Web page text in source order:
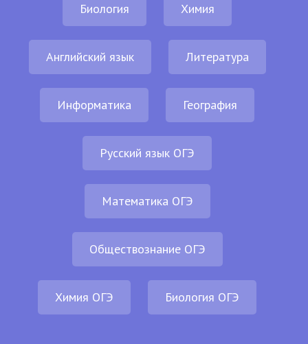
Биология Химия
Английский язык Литература
Информатика География
Русский язык ОГЭ
Математика ОГЭ
Обществознание ОГЭ
Химия ОГЭ Биология ОГЭ